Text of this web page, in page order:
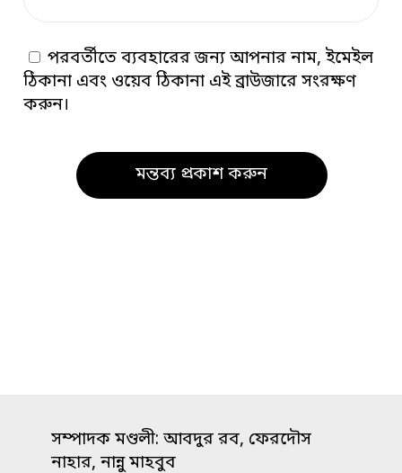
পরবর্তীতে ব্যবহারের জন্য আপনার নাম, ইমেইল
ঠিকানা এবং ওয়েব ঠিকানা এই ব্রাউজারে সংরক্ষণ
করুন।
সম্পাদক মণ্ডলী: আবদুর রব, ফেরদৌস
নাহার, নান্নু মাহবুব